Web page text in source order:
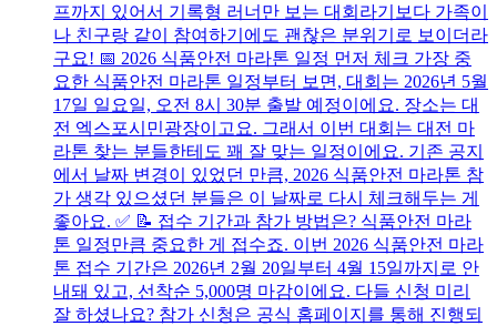
프까지 있어서 기록형 러너만 보는 대회라기보다 가족이
나 친구랑 같이 참여하기에도 괜찮은 분위기로 보이더라
구요! 📅 2026 식품안전 마라톤 일정 먼저 체크 가장 중
요한 식품안전 마라톤 일정부터 보면, 대회는 2026년 5월
17일 일요일, 오전 8시 30분 출발 예정이에요. 장소는 대
전 엑스포시민광장이고요. 그래서 이번 대회는 대전 마
라톤 찾는 분들한테도 꽤 잘 맞는 일정이에요. 기존 공지
에서 날짜 변경이 있었던 만큼, 2026 식품안전 마라톤 참
가 생각 있으셨던 분들은 이 날짜로 다시 체크해두는 게
좋아요. ✅ 📝 접수 기간과 참가 방법은? 식품안전 마라
톤 일정만큼 중요한 게 접수죠. 이번 2026 식품안전 마라
톤 접수 기간은 2026년 2월 20일부터 4월 15일까지로 안
내돼 있고, 선착순 5,000명 마감이에요. 다들 신청 미리
잘 하셨나요? 참가 신청은 공식 홈페이지를 통해 진행되